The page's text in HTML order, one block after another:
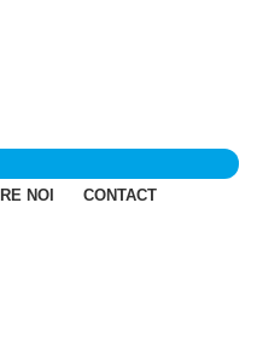
NOI CONTACT